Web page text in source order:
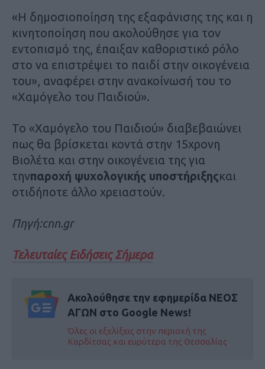
«Η δημοσιοποίηση της εξαφάνισης της και η
κινητοποίηση που ακολούθησε για τον
εντοπισμό της, έπαιξαν καθοριστικό ρόλο
στο να επιστρέψει το παιδί στην οικογένεια
του», αναφέρει στην ανακοίνωσή του το
«Χαμόγελο του Παιδιού».
Το «Χαμόγελο του Παιδιού» διαβεβαιώνει
πως θα βρίσκεται κοντά στην 15χρονη
Βιολέτα και στην οικογένεια της για
τηνπαροχή ψυχολογικής υποστήριξηςκαι
οτιδήποτε άλλο χρειαστούν.
Πηγή:cnn.gr
Τελευταίες Ειδήσεις Σήμερα
Ακολούθησε την εφημερίδα ΝΕΟΣ
ΑΓΩΝ στο Google News!
Όλες οι εξελίξεις στην περιοχή της
Καρδίτσας και ευρύτερα της Θεσσαλίας